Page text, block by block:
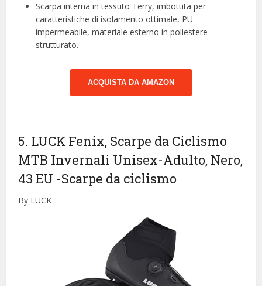
Scarpa interna in tessuto Terry, imbottita per
caratteristiche di isolamento ottimale, PU
impermeabile, materiale esterno in poliestere
strutturato.
ACQUISTA DA AMAZON
5. LUCK Fenix, Scarpe da Ciclismo
MTB Invernali Unisex-Adulto, Nero,
43 EU -Scarpe da ciclismo
By LUCK